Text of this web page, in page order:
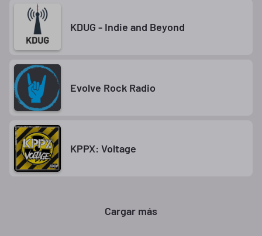
KDUG - Indie and Beyond
Evolve Rock Radio
KPPX: Voltage
Cargar más